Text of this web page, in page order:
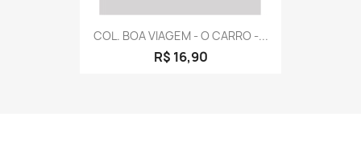
COL. BOA VIAGEM - O CARRO -...
R$ 16,90